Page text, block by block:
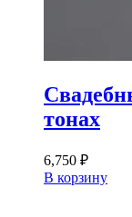
тонах
6,750 ₽
В корзину